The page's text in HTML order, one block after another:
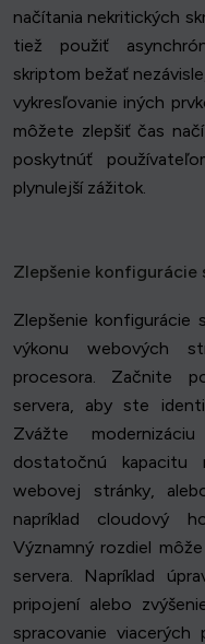
načítania nekritických
tiež použiť
skriptom bežať
vykresľovanie iných
môžete zlepšiť čas
poskytnúť
plynulejší zážitok.
Zlepšenie konfigurácie
Zlepšenie konfigurácie
výkonu webových
procesora. Začnite
servera, aby ste
Zvážte
dostatočnú kapacitu
webovej stránky,
napríklad cloudový
Významný rozdiel
servera. Napríklad
pripojení alebo
spracovanie viacerých